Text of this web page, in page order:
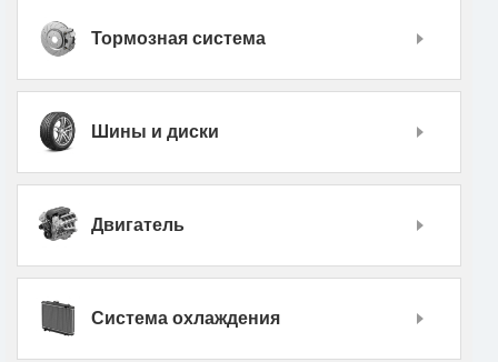
Тормозная система
Шины и диски
Двигатель
Система охлаждения